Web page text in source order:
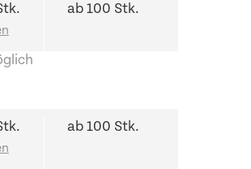
ab 100 Stk.
ab 100 Stk.